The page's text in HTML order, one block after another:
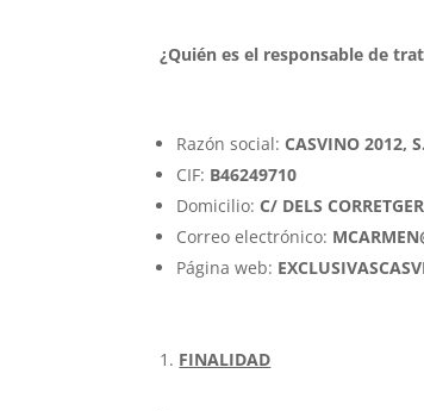
¿Quién es el responsable de
Razón social:CASVINO 2012,
CIF: B46249710
Domicilio:C/ DELS
Correo electrónico:
Página web:
FINALIDAD